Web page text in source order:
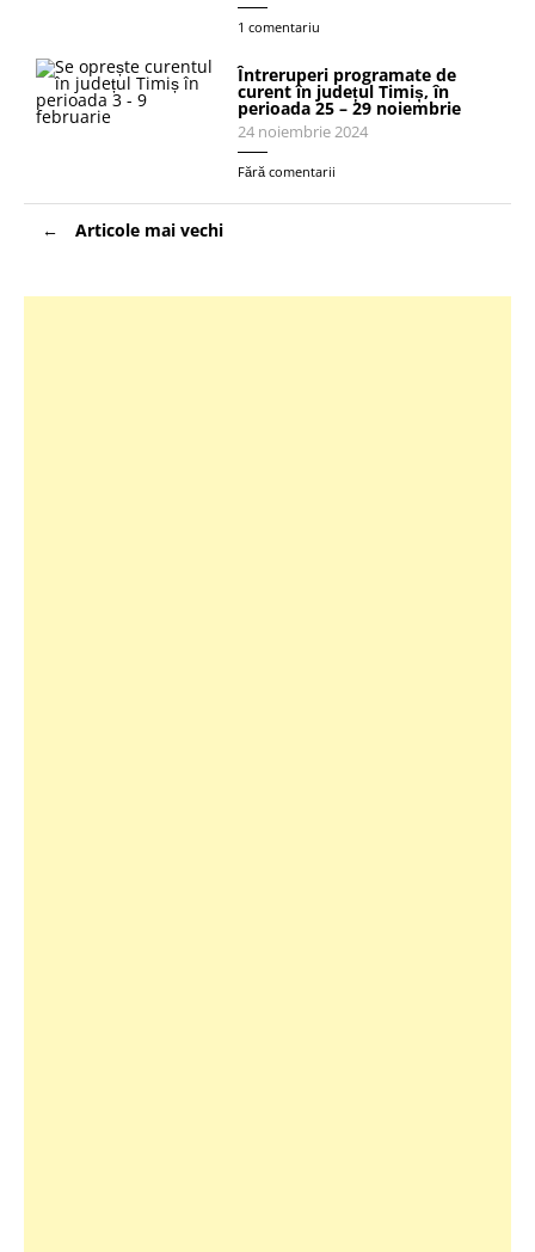
1 comentariu
Întreruperi programate de
curent în județul Timiș, în
perioada 25 – 29 noiembrie
24 noiembrie 2024
Fără comentarii
Navigare
în Articole mai vechi